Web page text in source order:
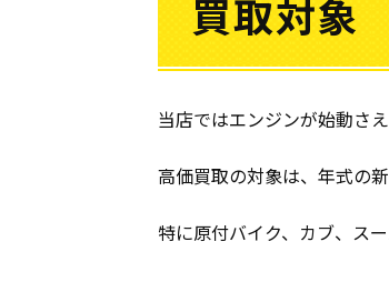
買取対象
当店ではエンジンが始動さ
高価買取の対象は、年式の
特に原付バイク、カブ、ス